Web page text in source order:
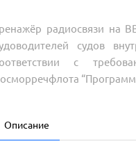
радиосвязи на
судов
с
Описание